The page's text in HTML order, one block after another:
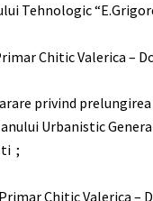
Tehnologic
Chitic Valerica –
privind
Urbanistic
;
Chitic Valerica –